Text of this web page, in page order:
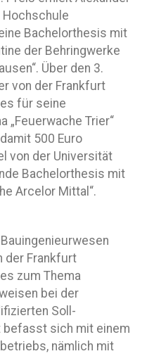
Hochschule
Bachelorthesis mit
der Behringwerke
Über den 3.
von der Frankfurt
für seine
„Feuerwache Trier“
500 Euro
von der Universität
Bachelorthesis mit
Arcelor Mittal“.
der Frankfurt
zum Thema
bei der
Soll-
befasst sich mit einem
nämlich mit